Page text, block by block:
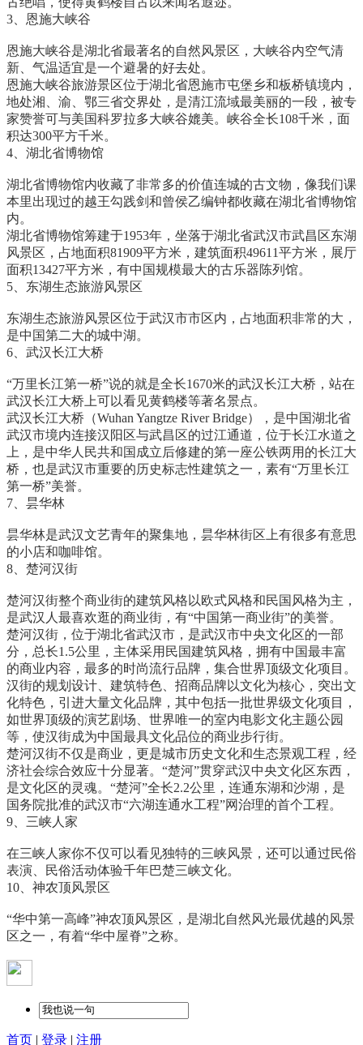
3、恩施大峡谷
恩施大峡谷是湖北省最著名的自然风景区，大峡谷内空气清
新、气温适宜是一个避暑的好去处。
恩施大峡谷旅游景区位于湖北省恩施市屯堡乡和板桥镇境内，
地处湘、渝、鄂三省交界处，是清江流域最美丽的一段，被专
家赞誉可与美国科罗拉多大峡谷媲美。峡谷全长108千米，面
积达300平方千米。
4、湖北省博物馆
湖北省博物馆内收藏了非常多的价值连城的古文物，像我们课
本里出现过的越王勾践剑和曾侯乙编钟都收藏在湖北省博物馆
内。
湖北省博物馆筹建于1953年，坐落于湖北省武汉市武昌区东湖
风景区，占地面积81909平方米，建筑面积49611平方米，展厅
面积13427平方米，有中国规模最大的古乐器陈列馆。
5、东湖生态旅游风景区
东湖生态旅游风景区位于武汉市市区内，占地面积非常的大，
是中国第二大的城中湖。
6、武汉长江大桥
“万里长江第一桥”说的就是全长1670米的武汉长江大桥，站在
武汉长江大桥上可以看见黄鹤楼等著名景点。
武汉长江大桥（Wuhan Yangtze River Bridge），是中国湖北省
武汉市境内连接汉阳区与武昌区的过江通道，位于长江水道之
上，是中华人民共和国成立后修建的第一座公铁两用的长江大
桥，也是武汉市重要的历史标志性建筑之一，素有“万里长江
第一桥”美誉。
7、昙华林
昙华林是武汉文艺青年的聚集地，昙华林街区上有很多有意思
的小店和咖啡馆。
8、楚河汉街
楚河汉街整个商业街的建筑风格以欧式风格和民国风格为主，
是武汉人最喜欢逛的商业街，有“中国第一商业街”的美誉。
楚河汉街，位于湖北省武汉市，是武汉市中央文化区的一部
分，总长1.5公里，主体采用民国建筑风格，拥有中国最丰富
的商业内容，最多的时尚流行品牌，集合世界顶级文化项目。
汉街的规划设计、建筑特色、招商品牌以文化为核心，突出文
化特色，引进大量文化品牌，其中包括一批世界级文化项目，
如世界顶级的演艺剧场、世界唯一的室内电影文化主题公园
等，使汉街成为中国最具文化品位的商业步行街。
楚河汉街不仅是商业，更是城市历史文化和生态景观工程，经
济社会综合效应十分显著。“楚河”贯穿武汉中央文化区东西，
是文化区的灵魂。“楚河”全长2.2公里，连通东湖和沙湖，是
国务院批准的武汉市“六湖连通水工程”网治理的首个工程。
9、三峡人家
在三峡人家你不仅可以看见独特的三峡风景，还可以通过民俗
表演、民俗活动体验千年巴楚三峡文化。
10、神农顶风景区
“华中第一高峰”神农顶风景区，是湖北自然风光最优越的风景
区之一，有着“华中屋脊”之称。
首页 | 登录 | 注册